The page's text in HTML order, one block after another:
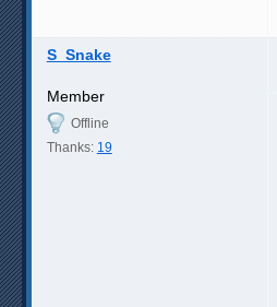
S_Snake
Member
Offline
Thanks: 19